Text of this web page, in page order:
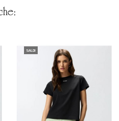
SALDI